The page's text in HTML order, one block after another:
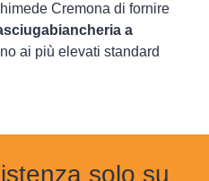
Cremona di fornire
a
ai più elevati standard
solo su